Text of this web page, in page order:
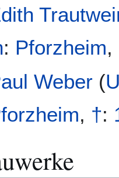
: Pforzheim,
Weber (
, †: